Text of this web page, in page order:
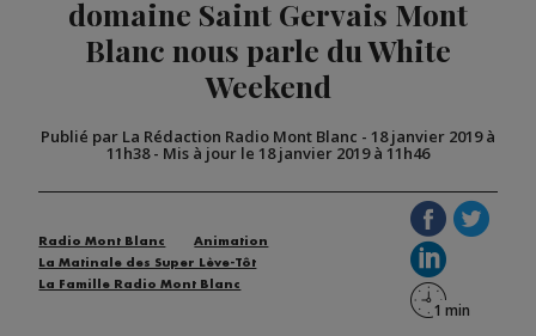
domaine Saint Gervais Mont
Blanc nous parle du White
Weekend
Publié par La Rédaction Radio Mont Blanc - 18 janvier 2019 à
11h38- Mis à jour le 18 janvier 2019 à 11h46
Radio Mont Blanc
Animation
La Matinale des Super Lève-Tôt
La Famille Radio Mont Blanc